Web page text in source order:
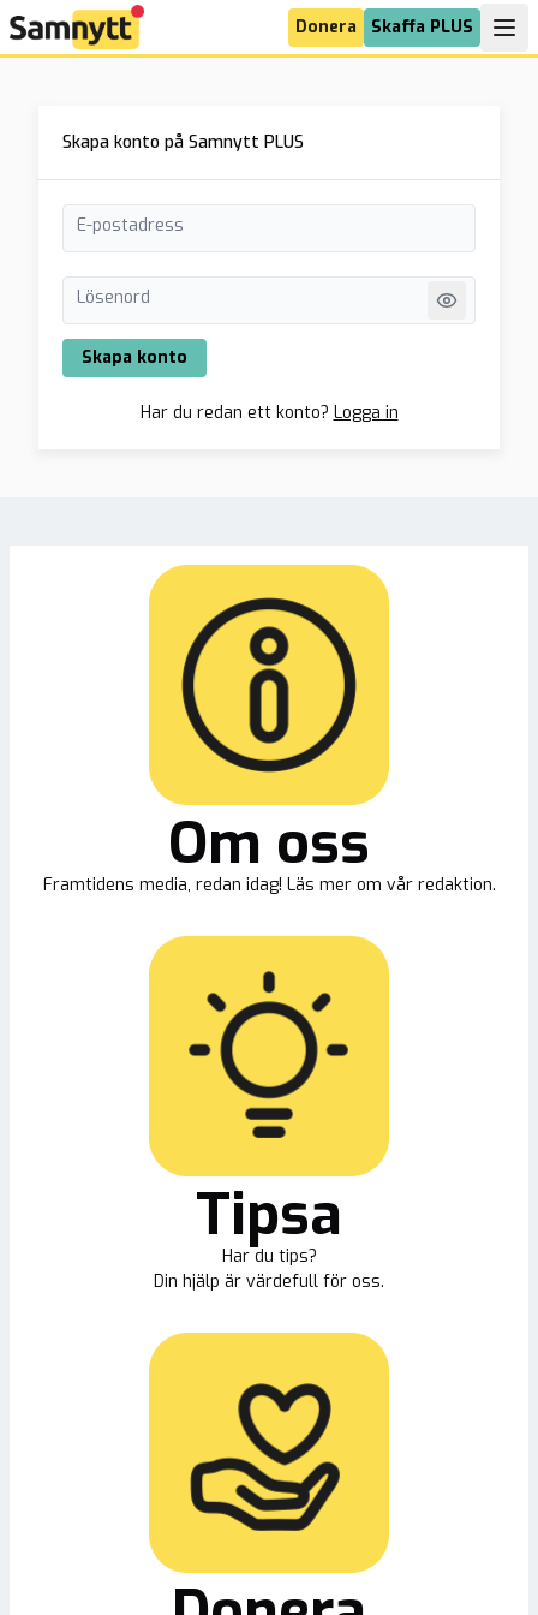
Donera Skaffa PLUS
Skapa konto på Samnytt PLUS
E-postadress
Lösenord
Skapa konto
Har du redan ett konto? Logga in
Om oss
Framtidens media, redan idag! Läs mer om vår redaktion.
Tipsa
Har du tips?
Din hjälp är värdefull för oss.